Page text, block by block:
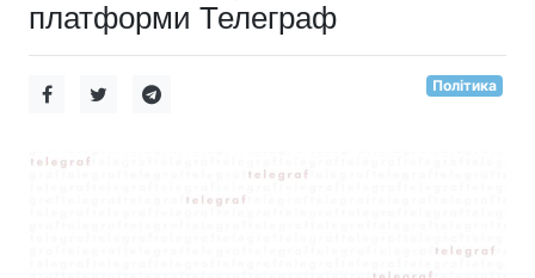
платформи Телеграф
Політика